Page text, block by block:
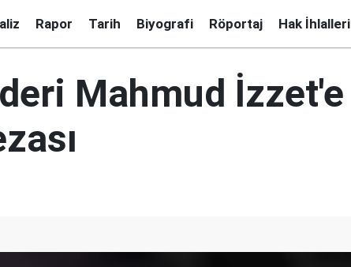
Rapor Tarih Biyografi Röportaj Hak İhlalleri
Mahmud İzzet'e